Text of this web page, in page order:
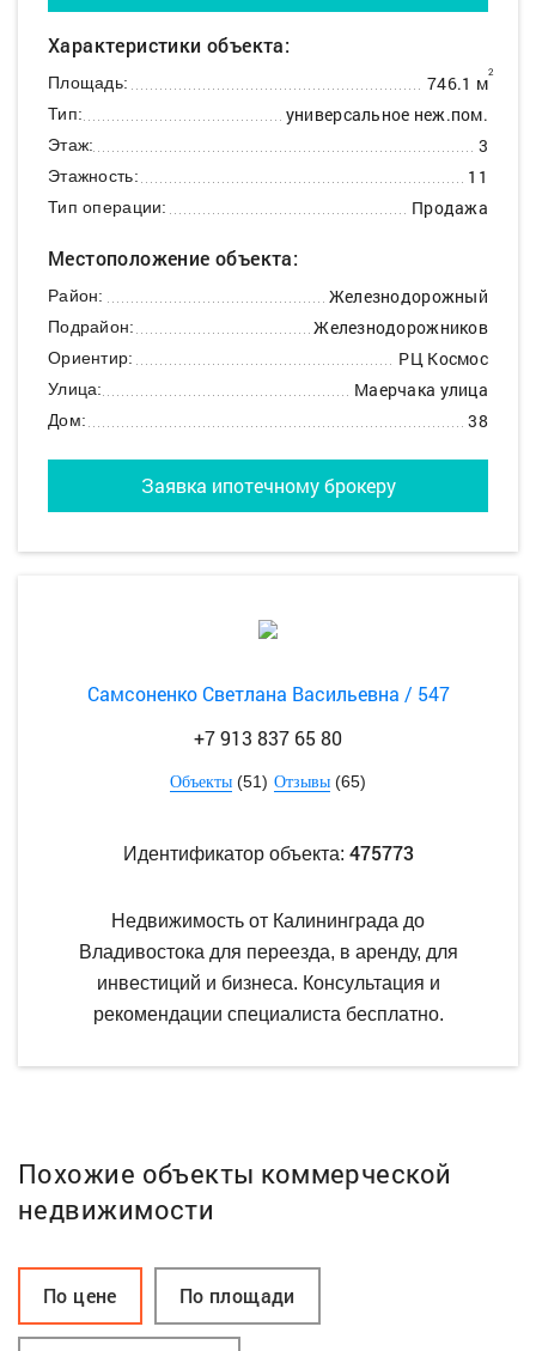
Характеристики объекта:
Площадь: 746.1 м2
Тип: универсальное неж.пом.
Этаж: 3
Этажность: 11
Тип операции: Продажа
Местоположение объекта:
Район: Железнодорожный
Подрайон: Железнодорожников
Ориентир: РЦ Космос
Улица: Маерчака улица
Дом: 38
Заявка ипотечному брокеру
Самсоненко Светлана Васильевна / 547
+7 913 837 65 80
Объекты (51) Отзывы (65)
Идентификатор объекта: 475773
Недвижимость от Калининграда до
Владивостока для переезда, в аренду, для
инвестиций и бизнеса. Консультация и
рекомендации специалиста бесплатно.
Похожие объекты коммерческой
недвижимости
По цене По площади